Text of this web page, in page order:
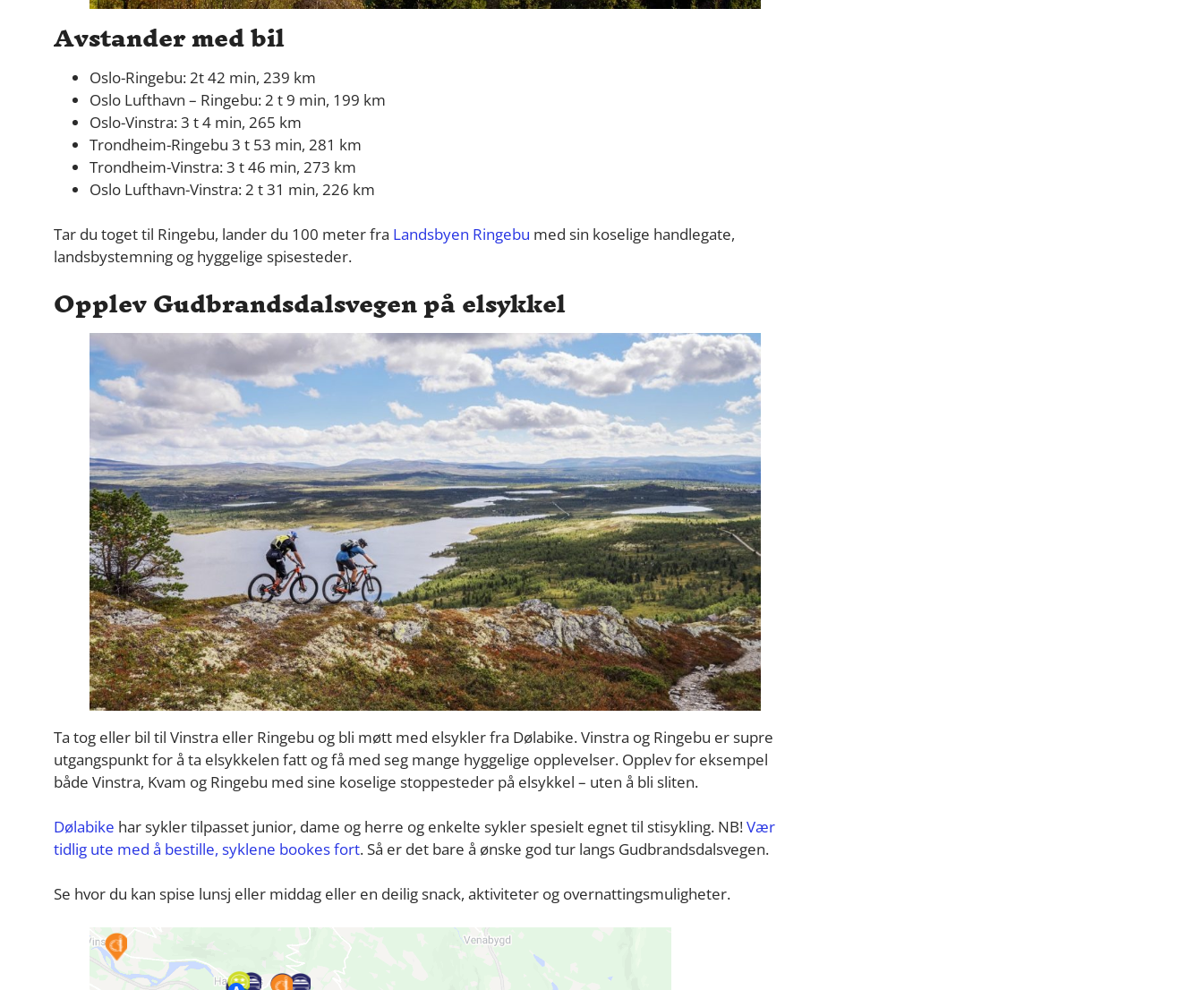
Avstander med bil
Oslo-Ringebu: 2t 42 min, 239 km
Oslo Lufthavn – Ringebu: 2 t 9 min, 199 km
Oslo-Vinstra: 3 t 4 min, 265 km
Trondheim-Ringebu 3 t 53 min, 281 km
Trondheim-Vinstra: 3 t 46 min, 273 km
Oslo Lufthavn-Vinstra: 2 t 31 min, 226 km
Tar du toget til Ringebu, lander du 100 meter fra Landsbyen Ringebu med sin koselige handlegate,
landsbystemning og hyggelige spisesteder.
Opplev Gudbrandsdalsvegen på elsykkel
Ta tog eller bil til Vinstra eller Ringebu og bli møtt med elsykler fra Dølabike. Vinstra og Ringebu er supre
utgangspunkt for å ta elsykkelen fatt og få med seg mange hyggelige opplevelser. Opplev for eksempel
både Vinstra, Kvam og Ringebu med sine koselige stoppesteder på elsykkel – uten å bli sliten.
Dølabike har sykler tilpasset junior, dame og herre og enkelte sykler spesielt egnet til stisykling. NB!Vær
tidlig ute med å bestille, syklene bookes fort. Så er det bare å ønske god tur langs Gudbrandsdalsvegen.
Se hvor du kan spise lunsj eller middag eller en deilig snack, aktiviteter og overnattingsmuligheter.